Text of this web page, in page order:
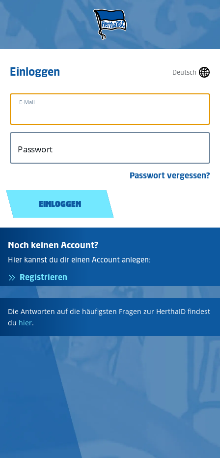
Deutsch
Einloggen
E-Mail
Passwort
Passwort vergessen?
EINLOGGEN
Noch keinen Account?
Hier kannst du dir einen Account anlegen:
Registrieren
Die Antworten auf die häufigsten Fragen zur HerthaID findest
du hier.